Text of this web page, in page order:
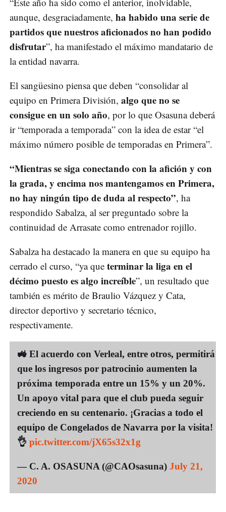
aunque, desgraciadamente, ha habido una serie de
partidos que nuestros aficionados no han podido
disfrutar”, ha manifestado el máximo mandatario de
la entidad navarra.
El sangüesino piensa que deben “consolidar al
equipo en Primera División, algo que no se
consigue en un solo año, por lo que Osasuna deberá
ir “temporada a temporada” con la idea de estar “el
máximo número posible de temporadas en Primera”.
“Mientras se siga conectando con la afición y con
la grada, y encima nos mantengamos en Primera,
no hay ningún tipo de duda al respecto”, ha
respondido Sabalza, al ser preguntado sobre la
continuidad de Arrasate como entrenador rojillo.
Sabalza ha destacado la manera en que su equipo ha
cerrado el curso, “ya que terminar la liga en el
décimo puesto es algo increíble”, un resultado que
también es mérito de Braulio Vázquez y Cata,
director deportivo y secretario técnico,
respectivamente.
🚜 El acuerdo con Verleal, entre otros, permitirá
que los ingresos por patrocinio aumenten la
próxima temporada entre un 15% y un 20%.
Un apoyo vital para que el club pueda seguir
creciendo en su centenario. ¡Gracias a todo el
equipo de Congelados de Navarra por la visita!
👌 pic.twitter.com/jX65s32x1g
— C. A. OSASUNA (@CAOsasuna) July 21,
2020